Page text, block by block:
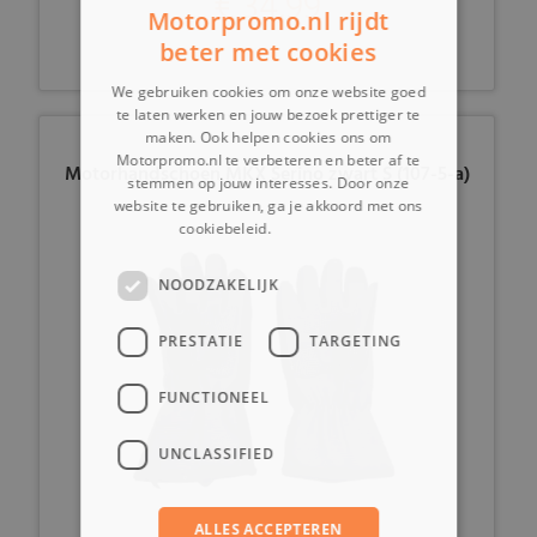
Motorhandschoen MKX Serino zwart S (107-5-a)
Motorpromo.nl rijdt
beter met cookies
We gebruiken cookies om onze website goed
te laten werken en jouw bezoek prettiger te
maken. Ook helpen cookies ons om
Motorpromo.nl te verbeteren en beter af te
stemmen op jouw interesses. Door onze
website te gebruiken, ga je akkoord met ons
cookiebeleid.
NOODZAKELIJK
PRESTATIE TARGETING
FUNCTIONEEL
UNCLASSIFIED
ALLES ACCEPTEREN